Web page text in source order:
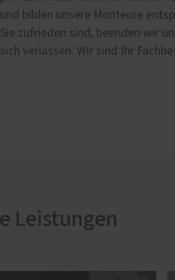
und bilden unsere Monteure
Sie zufrieden sind, beenden wir
sich verlassen. Wir sind Ihr
Leistungen